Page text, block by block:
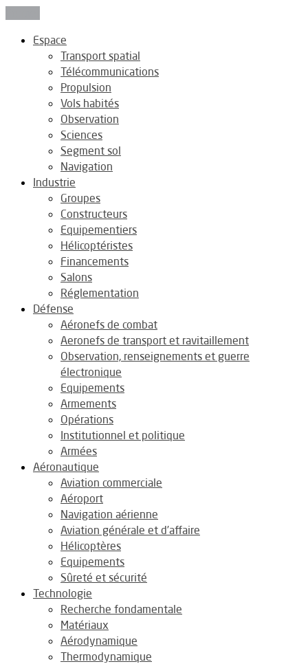
Espace
Transport spatial
Télécommunications
Propulsion
Vols habités
Observation
Sciences
Segment sol
Navigation
Industrie
Groupes
Constructeurs
Equipementiers
Hélicoptéristes
Financements
Salons
Réglementation
Défense
Aéronefs de combat
Aeronefs de transport et ravitaillement
Observation, renseignements et guerre
électronique
Equipements
Armements
Opérations
Institutionnel et politique
Armées
Aéronautique
Aviation commerciale
Aéroport
Navigation aérienne
Aviation générale et d’affaire
Hélicoptères
Equipements
Sûreté et sécurité
Technologie
Recherche fondamentale
Matériaux
Aérodynamique
Thermodynamique